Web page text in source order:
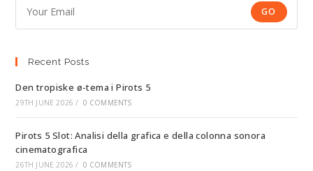
GO
Recent Posts
Den tropiske ø-tema i Pirots 5
29TH JUNE 2026 / 0 COMMENTS
Pirots 5 Slot: Analisi della grafica e della colonna sonora
cinematografica
26TH JUNE 2026 / 0 COMMENTS